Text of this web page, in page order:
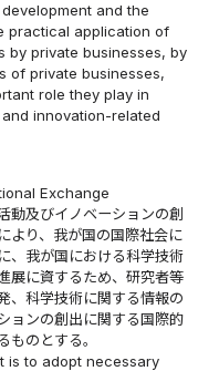
and the
practical application of
by private businesses, by
of private businesses,
role they play in
innovation-related
Exchange
動及びイノベーションの創
より、我が国の国際社会に
、我が国における科学技術
展に資するため、研究者等
、科学技術に関する情報の
ョンの創出に関する国際的
ものとする。
is to adopt necessary